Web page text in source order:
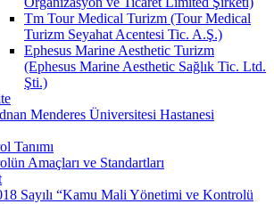
Tm Tour Medical Turizm (Tour Medical
Turizm Seyahat Acentesi Tic. A.Ş.)
Ephesus Marine Aesthetic Turizm
(Ephesus Marine Aesthetic Sağlık Tic. Ltd.
Şti.)
Menderes Üniversitesi Hastanesi
Tanımı
Amaçları ve Standartları
Sayılı “Kamu Mali Yönetimi ve Kontrolü